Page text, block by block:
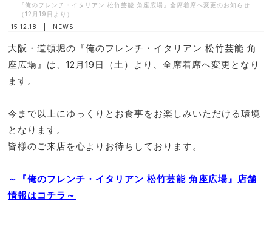
『俺のフレンチ・イタリアン 松竹芸能 角座広場』全席着席へ変更のお知らせ
（12月19日より）
15.12.18 |
NEWS
大阪・道頓堀の『俺のフレンチ・イタリアン 松竹芸能 角
座広場』は、12月19日（土）より、全席着席へ変更となり
ます。
今まで以上にゆっくりとお食事をお楽しみいただける環境
となります。
皆様のご来店を心よりお待ちしております。
～『俺のフレンチ・イタリアン 松竹芸能 角座広場』店舗
情報はコチラ～